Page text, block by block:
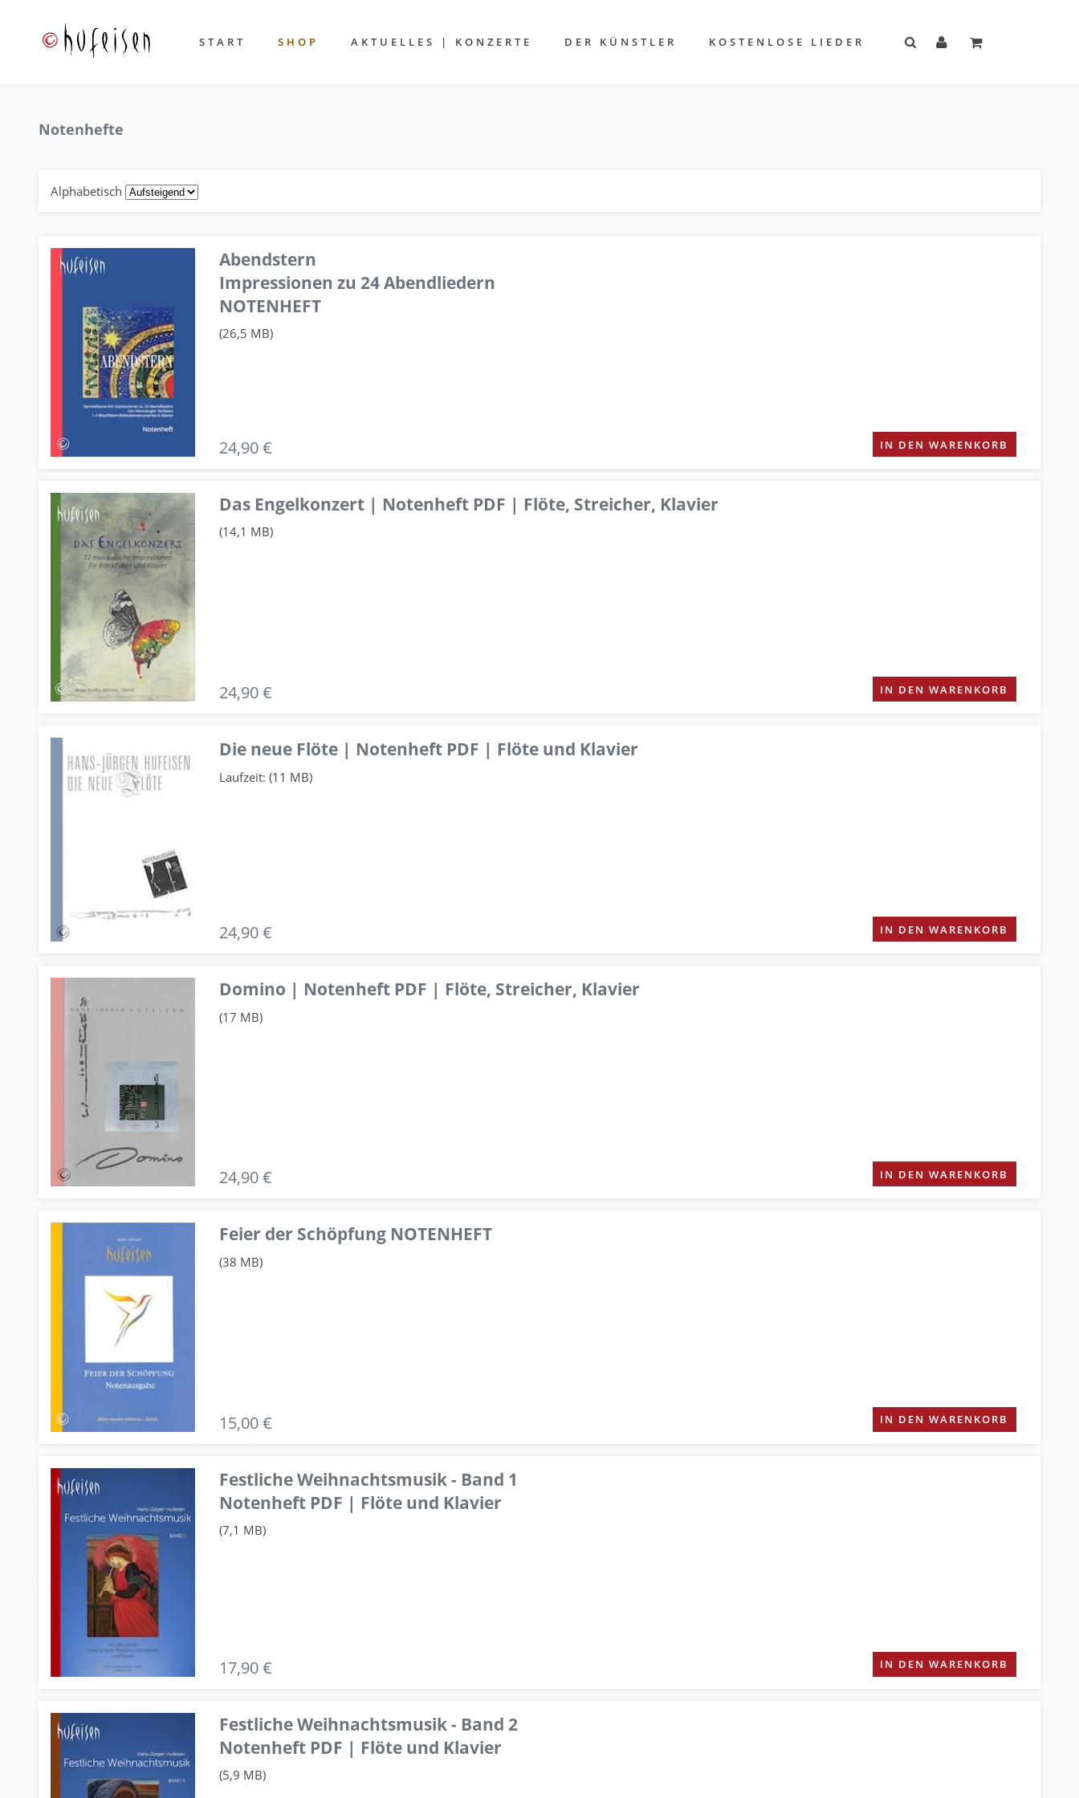
START SHOP AKTUELLES | KONZERTE DER KÜNSTLER KOSTENLOSE LIEDER
Notenhefte
Alphabetisch
Abendstern
Impressionen zu 24 Abendliedern
NOTENHEFT
(26,5 MB)
24,90 € IN DEN WARENKORB
Das Engelkonzert | Notenheft PDF | Flöte, Streicher, Klavier
(14,1 MB)
24,90 € IN DEN WARENKORB
Die neue Flöte | Notenheft PDF | Flöte und Klavier
Laufzeit: (11 MB)
24,90 € IN DEN WARENKORB
Domino | Notenheft PDF | Flöte, Streicher, Klavier
(17 MB)
24,90 € IN DEN WARENKORB
Feier der Schöpfung NOTENHEFT
(38 MB)
15,00 € IN DEN WARENKORB
Festliche Weihnachtsmusik - Band 1
Notenheft PDF | Flöte und Klavier
(7,1 MB)
17,90 € IN DEN WARENKORB
Festliche Weihnachtsmusik - Band 2
Notenheft PDF | Flöte und Klavier
(5,9 MB)